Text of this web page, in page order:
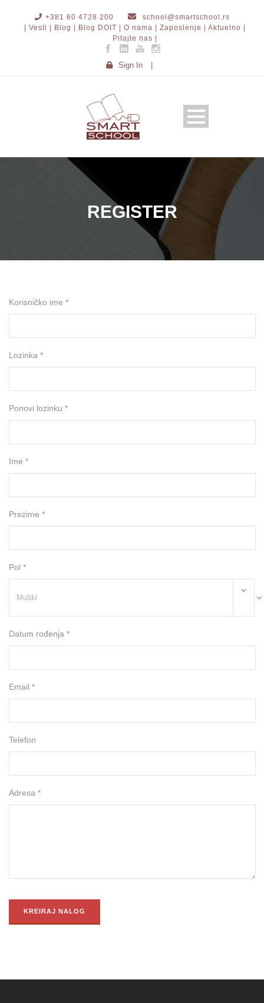
+381 60 4728 200
school@smartschool.rs
| Vesti |
Blog | Blog DOIT | O nama | Zaposlenje |
Aktuelno |
Pitajte nas |
Sign In
REGISTER
Korisničko ime *
Lozinka *
Ponovi lozinku *
Ime *
Prezime *
Pol *
Datum rođenja *
Email *
Telefon
Adresa *